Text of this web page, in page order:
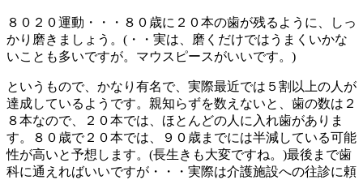
８０２０運動・・・８０歳に２０本の歯が残るように、しっ
かり磨きましょう。(・・実は、磨くだけではうまくいかな
いことも多いですが。マウスピースがいいです。)
というもので、かなり有名で、実際最近では５割以上の人が
達成しているようです。親知らずを数えないと、歯の数は２
８本なので、２０本では、ほとんどの人に入れ歯がありま
す。８０歳で２０本では、９０歳までには半減している可能
性が高いと予想します。(長生きも大変ですね。)最後まで歯
科に通えればいいですが・・・実際は介護施設への往診に頼